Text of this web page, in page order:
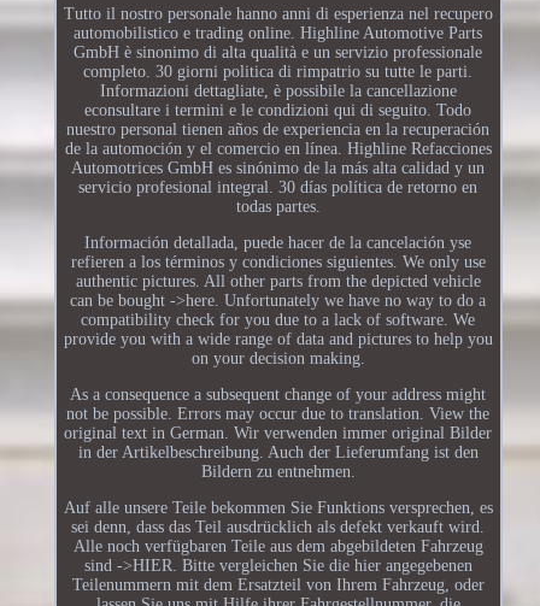
Tutto il nostro personale hanno anni di esperienza nel recupero
automobilistico e trading online. Highline Automotive Parts
GmbH è sinonimo di alta qualità e un servizio professionale
completo. 30 giorni politica di rimpatrio su tutte le parti.
Informazioni dettagliate, è possibile la cancellazione
econsultare i termini e le condizioni qui di seguito. Todo
nuestro personal tienen años de experiencia en la recuperación
de la automoción y el comercio en línea. Highline Refacciones
Automotrices GmbH es sinónimo de la más alta calidad y un
servicio profesional integral. 30 días política de retorno en
todas partes.
Información detallada, puede hacer de la cancelación yse
refieren a los términos y condiciones siguientes. We only use
authentic pictures. All other parts from the depicted vehicle
can be bought ->here. Unfortunately we have no way to do a
compatibility check for you due to a lack of software. We
provide you with a wide range of data and pictures to help you
on your decision making.
As a consequence a subsequent change of your address might
not be possible. Errors may occur due to translation. View the
original text in German. Wir verwenden immer original Bilder
in der Artikelbeschreibung. Auch der Lieferumfang ist den
Bildern zu entnehmen.
Auf alle unsere Teile bekommen Sie Funktions versprechen, es
sei denn, dass das Teil ausdrücklich als defekt verkauft wird.
Alle noch verfügbaren Teile aus dem abgebildeten Fahrzeug
sind ->HIER. Bitte vergleichen Sie die hier angegebenen
Teilenummern mit dem Ersatzteil von Ihrem Fahrzeug, oder